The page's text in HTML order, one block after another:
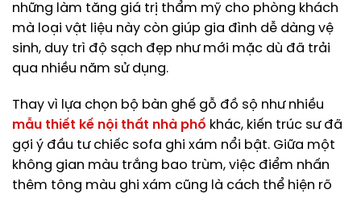
những làm tăng giá trị thẩm mỹ cho phòng khách
mà loại vật liệu này còn giúp gia đình dễ dàng vệ
sinh, duy trì độ sạch đẹp như mới mặc dù đã trải
qua nhiều năm sử dụng.
Thay vì lựa chọn bộ bàn ghế gỗ đồ sộ như nhiều
mẫu thiết kế nội thất nhà phố khác, kiến trúc sư đã
gợi ý đầu tư chiếc sofa ghi xám nổi bật. Giữa một
không gian màu trắng bao trùm, việc điểm nhấn
thêm tông màu ghi xám cũng là cách thể hiện rõ